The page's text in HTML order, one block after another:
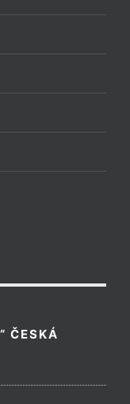
ČESKÁ